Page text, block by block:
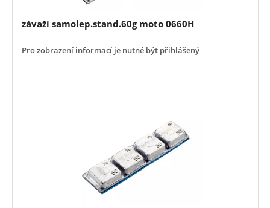
závaží samolep.stand.60g moto 0660H
Pro zobrazení informací je nutné být přihlášený